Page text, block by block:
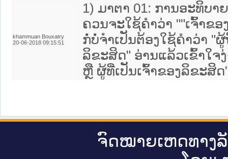
khammuan Bouxatry
20-06-2018 09:15:51
1) ມາຕາ 01: ການອະທິບ
ຄວນຈະໃຊ້ຄຳວ່າ ""ເຈົ້າຂ
ກໍ່ບໍ່ຈຳເປັນຕ້ອງໃຊ້ຄຳວ່າ "
ລິຂະສິດ" ອ່ານແລ້ວເຂົ້າໃຈ
ຫຼື ຜູ້ທີ່ເປັນເຈົ້າຂອງລິຂະສິດ
ຈົດ​ໝາຍ​ເຫດ​ທາງ​